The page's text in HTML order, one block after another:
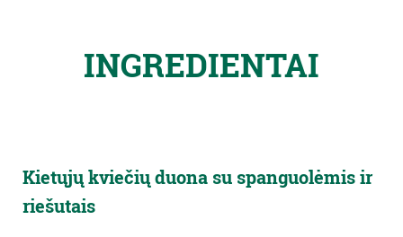
INGREDIENTAI
Kietųjų kviečių duona su spanguolėmis ir
riešutais